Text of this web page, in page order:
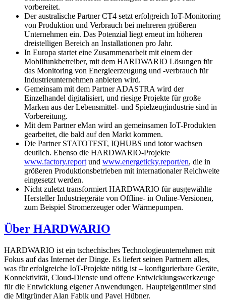
vorbereitet.
Der australische Partner CT4 setzt erfolgreich IoT-Monitoring
von Produktion und Verbrauch bei mehreren größeren
Unternehmen ein. Das Potenzial liegt erneut im höheren
dreistelligen Bereich an Installationen pro Jahr.
In Europa startet eine Zusammenarbeit mit einem der
Mobilfunkbetreiber, mit dem HARDWARIO Lösungen für
das Monitoring von Energieerzeugung und -verbrauch für
Industrieunternehmen anbieten wird.
Gemeinsam mit dem Partner ADASTRA wird der
Einzelhandel digitalisiert, und riesige Projekte für große
Marken aus der Lebensmittel- und Spielzeugindustrie sind in
Vorbereitung.
Mit dem Partner eMan wird an gemeinsamen IoT-Produkten
gearbeitet, die bald auf den Markt kommen.
Die Partner STATOTEST, IQHUBS und iotor wachsen
deutlich. Ebenso die HARDWARIO-Projekte
www.factory.report und www.energeticky.report/en, die in
größeren Produktionsbetrieben mit internationaler Reichweite
eingesetzt werden.
Nicht zuletzt transformiert HARDWARIO für ausgewählte
Hersteller Industriegeräte von Offline- in Online-Versionen,
zum Beispiel Stromerzeuger oder Wärmepumpen.
Über HARDWARIO
HARDWARIO ist ein tschechisches Technologieunternehmen mit
Fokus auf das Internet der Dinge. Es liefert seinen Partnern alles,
was für erfolgreiche IoT-Projekte nötig ist – konfigurierbare Geräte,
Konnektivität, Cloud-Dienste und offene Entwicklungswerkzeuge
für die Entwicklung eigener Anwendungen. Haupteigentümer sind
die Mitgründer Alan Fabik und Pavel Hübner.